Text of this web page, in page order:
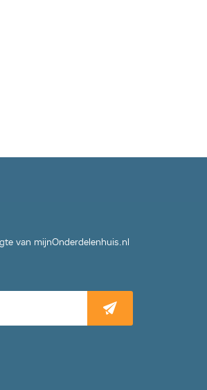
van mijnOnderdelenhuis.nl